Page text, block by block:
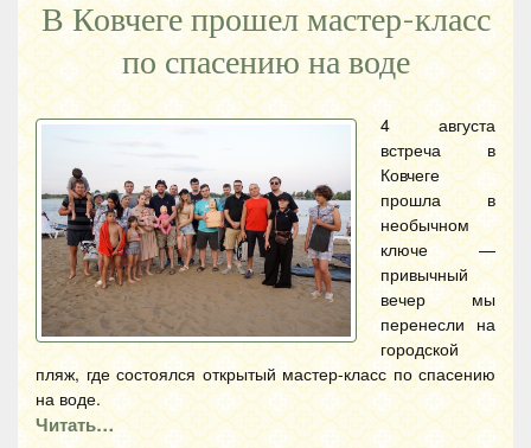
В Ковчеге прошел мастер-класс
по спасению на воде
4 августа
встреча в
Ковчеге
прошла в
необычном
ключе —
привычный
вечер мы
перенесли на
городской
пляж, где состоялся открытый мастер-класс по спасению
на воде.
Читать…